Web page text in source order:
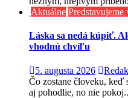
Aktuálne Predstavujeme
Láska sa nedá kúpiť.
vhodnú chvíľu
5. augusta 2026
Čo zostane človeku, keď
aj pohodlie, no nie